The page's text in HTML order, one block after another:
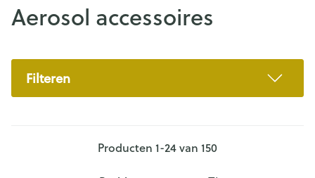
Aerosol accessoires
Filteren
Producten 1-24van 150